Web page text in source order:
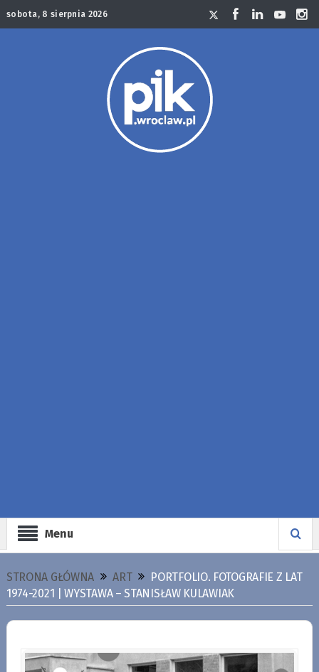
sobota, 8 sierpnia 2026
Menu
STRONA GŁÓWNA ART
PORTFOLIO. FOTOGRAFIE Z LAT
1974-2021 | WYSTAWA – STANISŁAW KULAWIAK